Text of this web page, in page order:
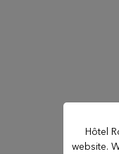
Hôtel
website.